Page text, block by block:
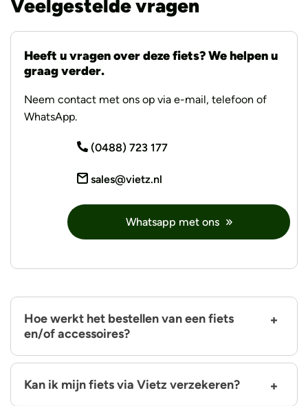
Veelgestelde vragen
Heeft u vragen over deze fiets? We helpen u
graag verder.
Neem contact met ons op via e-mail, telefoon of
WhatsApp.
(0488) 723 177
sales@vietz.nl
Whatsapp met ons
Hoe werkt het bestellen van een fiets
en/of accessoires?
Kan ik mijn fiets via Vietz verzekeren?